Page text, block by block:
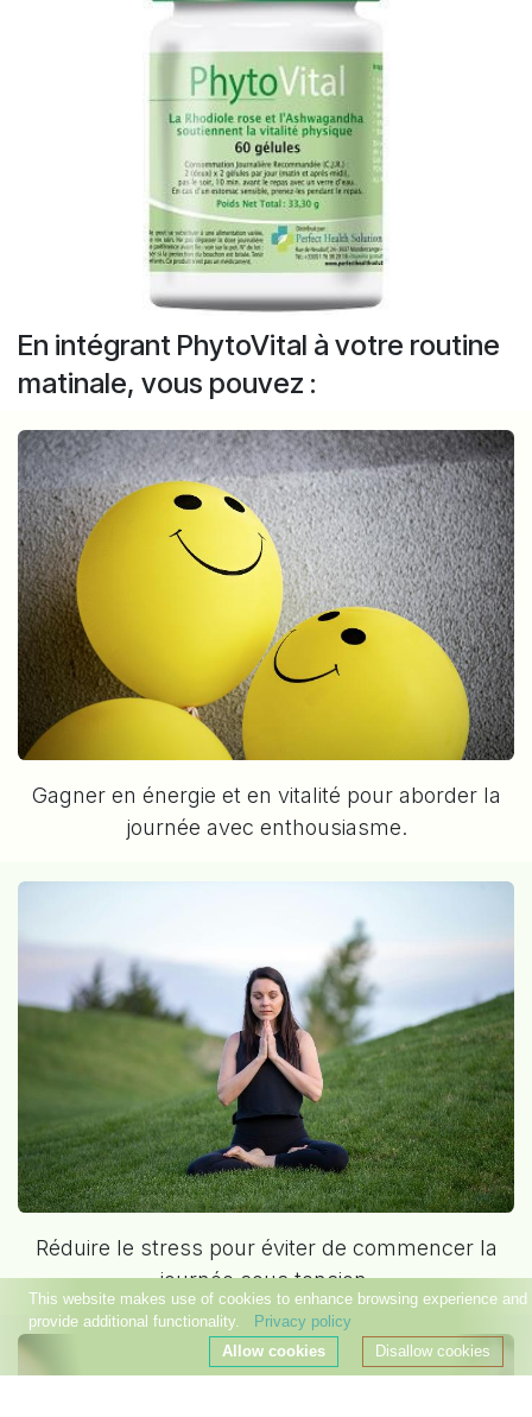
En intégrant PhytoVital à votre routine
matinale, vous pouvez :
Gagner en énergie et en vitalité pour aborder la
journée avec enthousiasme.
Réduire le stress pour éviter de commencer la
journée sous tension.
This website makes use of cookies to enhance browsing experience and
provide additional functionality.
Privacy policy
Disallow cookies
Allow cookies